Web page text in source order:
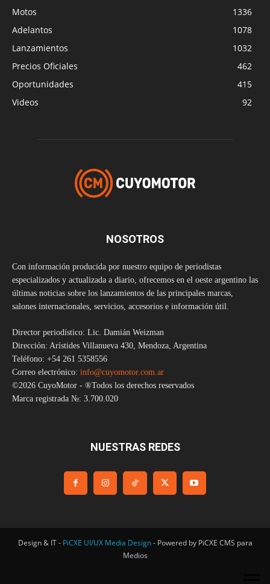
Motos
1336
Adelantos
1078
Lanzamientos
1032
Precios Oficiales
462
Oportunidades
415
Videos
92
NOSOTROS
Con información producida por nuestro equipo de periodistas
especializados y actualizada a diario, ofrecemos en el oeste argentino las
últimas noticias sobre los lanzamientos de las principales marcas,
salones internacionales, servicios, accesorios e información útil.
Director periodístico: Lic. Damián Weizman
Dirección: Arístides Villanueva 430, Mendoza, Argentina
Teléfono: +54 261 5358556
Correo electrónico: info@cuyomotor.com.ar
©2026 CuyoMotor - ®Todos los derechos reservados
Marca registrada №: 3.700.020
NUESTRAS REDES
Design & IT - PiCXE UI/UX Media Design- Powered by PiCXE CMS para
Medios